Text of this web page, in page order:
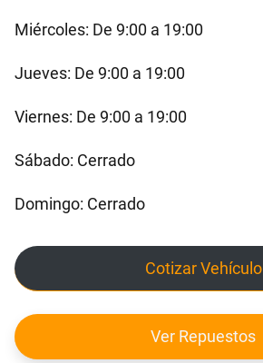
Miércoles: De 9:00 a 19:00
Jueves: De 9:00 a 19:00
Viernes: De 9:00 a 19:00
Sábado: Cerrado
Domingo: Cerrado
Cotizar Vehículo
Ver Repuestos